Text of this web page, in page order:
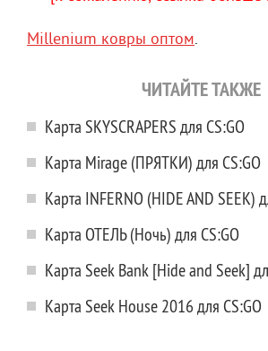
Millenium ковры оптом.
ЧИТАЙТЕ ТАКЖЕ
Карта SKYSCRAPERS для CS:GO
Карта Mirage (ПРЯТКИ) для CS:GO
Карта INFERNO (HIDE AND SEEK)
Карта ОТЕЛЬ (Ночь) для CS:GO
Карта Seek Bank [Hide and Seek]
Карта Seek House 2016 для CS:GO